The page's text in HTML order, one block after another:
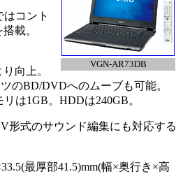
VGN-AR73DB
コント
載。
向上。
のBD/DVDへのムーブも可能。
は1GB。HDDは240GB。
形式のサウンド編集にも対応する
最厚部41.5)mm(幅×奥行き×高